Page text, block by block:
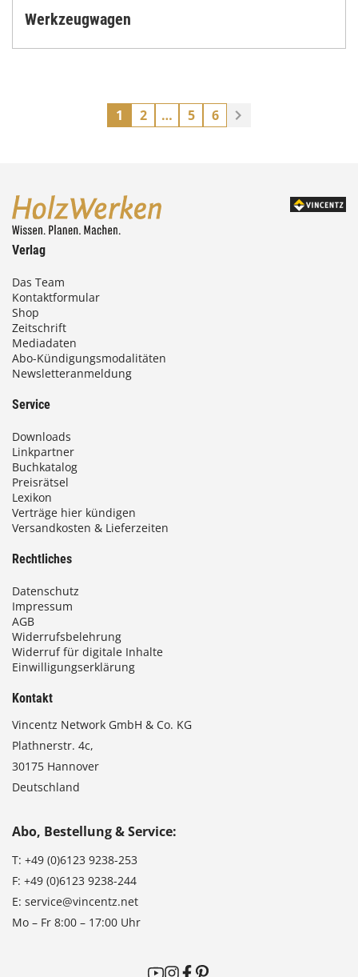
Werkzeugwagen
1 2 … 5 6
Verlag
Das Team
Kontaktformular
Shop
Zeitschrift
Mediadaten
Abo-Kündigungsmodalitäten
Newsletteranmeldung
Service
Downloads
Linkpartner
Buchkatalog
Preisrätsel
Lexikon
Verträge hier kündigen
Versandkosten & Lieferzeiten
Rechtliches
Datenschutz
Impressum
AGB
Widerrufsbelehrung
Widerruf für digitale Inhalte
Einwilligungserklärung
Kontakt
Vincentz Network GmbH & Co. KG
Plathnerstr. 4c,
30175 Hannover
Deutschland
Abo, Bestellung & Service:
T: +49 (0)6123 9238-253
F: +49 (0)6123 9238-244
E: service@vincentz.net
Mo – Fr 8:00 – 17:00 Uhr